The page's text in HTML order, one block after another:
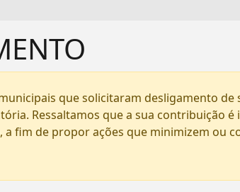
que solicitaram desligamento
Ressaltamos que a sua contribuição
fim de propor ações que minimizem ou